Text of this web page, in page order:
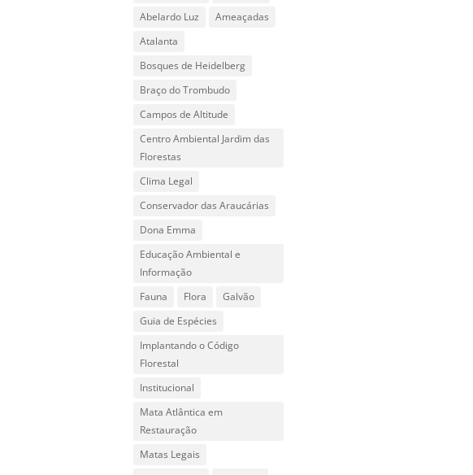
Abelardo Luz
Ameaçadas
Atalanta
Bosques de Heidelberg
Braço do Trombudo
Campos de Altitude
Centro Ambiental Jardim das
Florestas
Clima Legal
Conservador das Araucárias
Dona Emma
Educação Ambiental e
Informação
Fauna
Flora
Galvão
Guia de Espécies
Implantando o Código
Florestal
Institucional
Mata Atlântica em
Restauração
Matas Legais